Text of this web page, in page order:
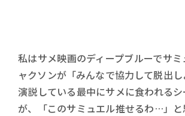
私はサメ映画のディープブルーでサ
ャクソンが「みんなで協力して脱出
演説している最中にサメに食われる
が、「このサミュエル推せるわ…」と